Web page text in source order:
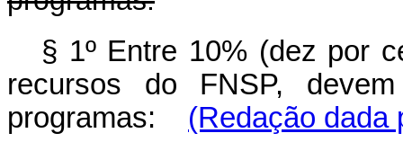
§ 1º Entre 10% (dez por
recursos do FNSP,
programas: (Redação dada